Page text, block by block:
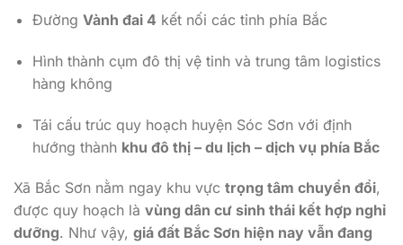
Đường Vành đai 4 kết nối các tỉnh phía Bắc
Hình thành cụm đô thị vệ tinh và trung tâm logistics
hàng không
Tái cấu trúc quy hoạch huyện Sóc Sơn với định
hướng thành khu đô thị – du lịch – dịch vụ phía Bắc
Xã Bắc Sơn nằm ngay khu vực trọng tâm chuyển đổi,
được quy hoạch là vùng dân cư sinh thái kết hợp nghỉ
dưỡng. Như vậy, giá đất Bắc Sơn hiện nay vẫn đang